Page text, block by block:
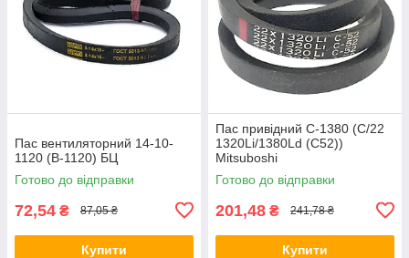
Пас вентиляторний 14-10-
1120 (B-1120) БЦ
Готово до відправки
72,54 ₴ 87,05 ₴
Купити
Пас привідний C-1380 (C/22
1320Li/1380Ld (C52))
Mitsuboshi
Готово до відправки
201,48 ₴ 241,78 ₴
Купити